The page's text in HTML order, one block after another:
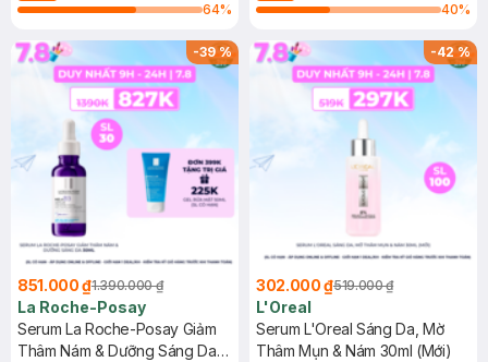
64%
40%
-39%
851.000 ₫1.390.000 ₫
La Roche-Posay
Serum La Roche-Posay Giảm
Thâm Nám & Dưỡng Sáng Da
-42%
302.000 ₫519.000 ₫
L'Oreal
Serum L'Oreal Sáng Da, Mờ
Thâm Mụn & Nám 30ml (Mới)